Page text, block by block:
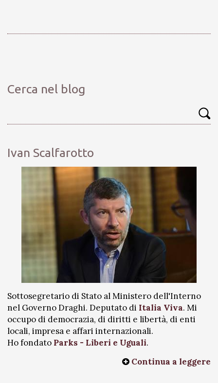
Cerca nel blog
Ivan Scalfarotto
Sottosegretario di Stato al Ministero dell'Interno
nel Governo Draghi. Deputato di Italia Viva. Mi
occupo di democrazia, di diritti e libertà, di enti
locali, impresa e affari internazionali.
Ho fondato Parks - Liberi e Uguali.
Continua a leggere